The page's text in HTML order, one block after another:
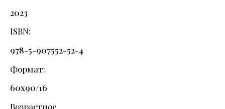
2023
ISBN
978-5-907552-52-4
Формат
60х90/16
Возрастное